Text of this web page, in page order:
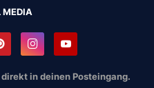
MEDIA
in deinen Posteingang.